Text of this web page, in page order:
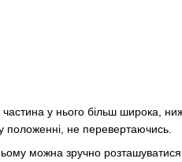
у нього більш широка,
положенні, не перевертаючись.
можна зручно розташуватися